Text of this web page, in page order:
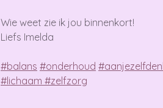
Wie weet zie ik jou binnenkort!
Liefs Imelda
#balans #onderhoud #
#lichaam #zelfzorg